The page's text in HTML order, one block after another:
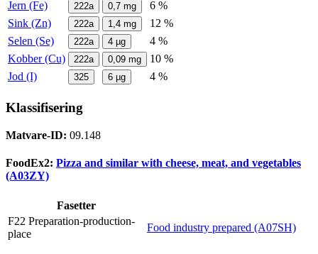
Jern (Fe) 222a 0,7 mg
6 %
Sink (Zn)
222a 1,4 mg
12 %
Selen (Se)
222a 4 µg
4 %
Kobber (Cu)
222a 0,09 mg
10 %
Jod (I)
325 6 µg 4 %
Klassifisering
Matvare-ID: 09.148
FoodEx2: Pizza and similar with cheese, meat, and vegetables
(A03ZY)
Fasetter
F22 Preparation-production-
place
Food industry prepared (A07SH)